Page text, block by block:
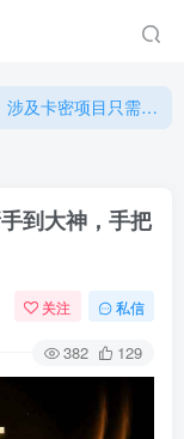
（位置：网站右下悬浮按钮）
（位置：网站右下悬浮按钮）
到大神，手把
关注 私信
382 129